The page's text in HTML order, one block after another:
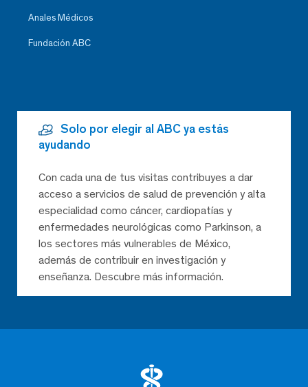
Anales Médicos
Fundación ABC
Solo por elegir al ABC ya estás
ayudando
Con cada una de tus visitas contribuyes a dar
acceso a servicios de salud de prevención y alta
especialidad como cáncer, cardiopatías y
enfermedades neurológicas como Parkinson, a
los sectores más vulnerables de México,
además de contribuir en investigación y
enseñanza. Descubre más información.